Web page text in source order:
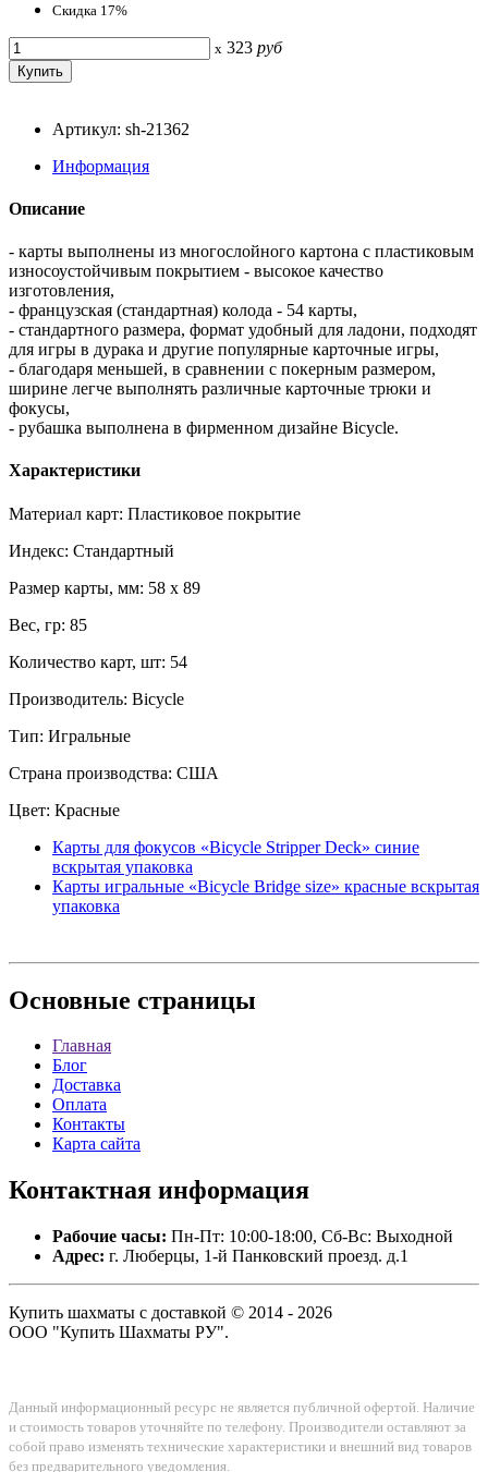
Скидка 17%
x 323 руб
Артикул: sh-21362
Информация
Описание
- карты выполнены из многослойного картона с пластиковым
износоустойчивым покрытием - высокое качество
изготовления,
- французская (стандартная) колода - 54 карты,
- стандартного размера, формат удобный для ладони, подходят
для игры в дурака и другие популярные карточные игры,
- благодаря меньшей, в сравнении с покерным размером,
ширине легче выполнять различные карточные трюки и
фокусы,
- рубашка выполнена в фирменном дизайне Bicycle.
Характеристики
Материал карт: Пластиковое покрытие
Индекс: Стандартный
Размер карты, мм: 58 x 89
Вес, гр: 85
Количество карт, шт: 54
Производитель: Bicycle
Тип: Игральные
Страна производства: США
Цвет: Красные
Карты для фокусов «Bicycle Stripper Deck» синие
вскрытая упаковка
Карты игральные «Bicycle Bridge size» красные вскрытая
упаковка
Основные страницы
Главная
Блог
Доставка
Оплата
Контакты
Карта сайта
Контактная информация
Рабочие часы: Пн-Пт: 10:00-18:00, Сб-Вс: Выходной
Адрес: г. Люберцы, 1-й Панковский проезд. д.1
Купить шахматы с доставкой © 2014 - 2026
ООО "Купить Шахматы РУ".
Данный информационный ресурс не является публичной офертой. Наличие
и стоимость товаров уточняйте по телефону. Производители оставляют за
собой право изменять технические характеристики и внешний вид товаров
без предварительного уведомления.